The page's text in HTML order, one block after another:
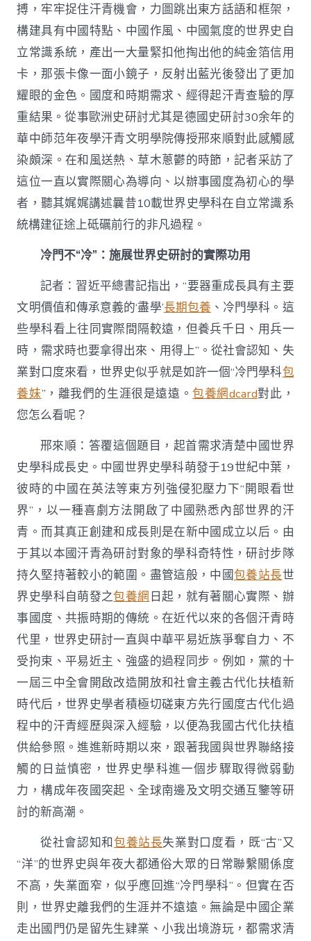
搏，牢牢捉住汗青機會，力圖跳出東方話語和框架，
構建具有中國特點、中國作風、中國氣度的世界史自
立常識系統，產出一大量緊扣他掏出他的純金箔信用
卡，那張卡像一面小鏡子，反射出藍光後發出了更加
耀眼的金色。國度和時期需求、經得起汗青查驗的厚
重結果。從事歐洲史研討尤其是德國史研討30余年的
華中師范年夜學汗青文明學院傳授邢來順對此感觸感
染頗深。在和風送熱、草木蔥鬱的時節，記者采訪了
這位一直以實際關心為導向、以辦事國度為初心的學
者，聽其娓娓講述曩昔10載世界史學科在自立常識系
統構建征途上砥礪前行的非凡過程。
冷門不“冷”：施展世界史研討的實際功用
記者：習近平總書記指出，“要器重成長具有主要
文明價值和傳承意義的‘盡學’長期包養 、冷門學科。這
些學科看上往同實際間隔較遠，但養兵千日、用兵一
時，需求時也要拿得出來、用得上”。從社會認知、失
業對口度來看，世界史似乎就是如許一個“冷門學科包
養妹”，離我們的生涯很是遠遠。包養網dcard對此，
您怎么看呢？
邢來順：答覆這個題目，起首需求清楚中國世界
史學科成長史。中國世界史學科萌發于19世紀中葉，
彼時的中國在英法等東方列強侵犯壓力下“開眼看世
界”，以一種喜劇方法開啟了中國熟悉內部世界的汗
青。而其真正創建和成長則是在新中國成立以后。由
于其以本國汗青為研討對象的學科奇特性，研討步隊
持久堅持著較小的範圍。盡管這般，中國包養站長世
界史學科自萌發之包養網 日起，就有著關心實際、辦
事國度、共振時期的傳統。在近代以來的各個汗青時
代里，世界史研討一直與中華平易近族爭奪自力、不
受拘束、平易近主、強盛的過程同步。例如，黨的十
一屆三中全會開啟改造開放和社會主義古代化扶植新
時代后，世界史學者積極切磋東方先行國度古代化過
程中的汗青經歷與深入經驗，以便為我國古代化扶植
供給參照。進進新時期以來，跟著我國與世界聯絡接
觸的日益慎密，世界史學科進一個步驟取得微弱動
力，構成年夜國突起、全球南邊及文明交通互鑒等研
討的新高潮。
從社會認知和包養站長失業對口度看，既“古”又
“洋”的世界史與年夜大都通俗大眾的日常聯繫關係度
不高，失業面窄，似乎應回進“冷門學科”。但實在否
則，世界史離我們的生涯并不遠遠。無論是中國企業
走出國門仍是留先生肄業、小我出境游玩，都需求清